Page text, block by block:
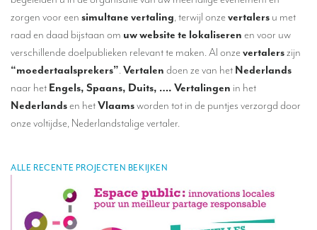
Verbindingstolken
Hoeveel kost een conferentietolk?
TOLKMATERIAAL
Monteerbare cabines
Tolkencabines
CONTACT
zorgen voor een simultane vertaling, terwijl onze vertalers u met
raad en daad bijstaan om uw website te lokaliseren en voor uw
verschillende doelpublieken relevant te maken. Al onze vertalerszijn
“moedertaalsprekers”.Vertalen doen ze van het Nederlands
naar het Engels, Spaans, Duits, …. Vertalingen in het
Nederlandsen hetVlaamsworden tot in de puntjes verzorgd door
onze voltijdse, Nederlandstalige vertaler.
ALLE RECENTE PROJECTEN BEKIJKEN